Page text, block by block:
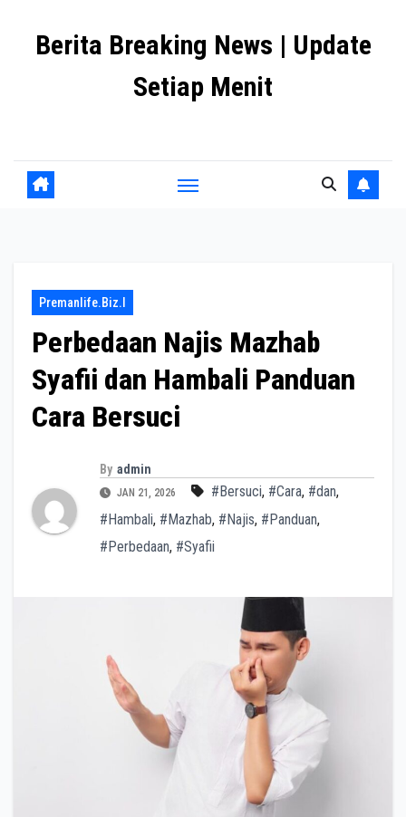
Berita Breaking News | Update
Setiap Menit
Premanlife.biz.i
Perbedaan Najis Mazhab
Syafii dan Hambali Panduan
Cara Bersuci
By admin
JAN 21, 2026 #Bersuci, #Cara, #dan,
#Hambali, #Mazhab, #Najis, #Panduan,
#Perbedaan, #Syafii